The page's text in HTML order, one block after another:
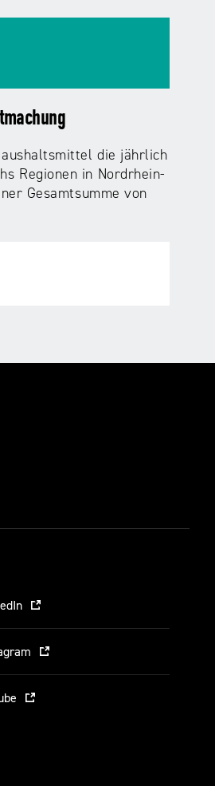
die jährlich
Regionen in Nordrhein-
Gesamtsumme von